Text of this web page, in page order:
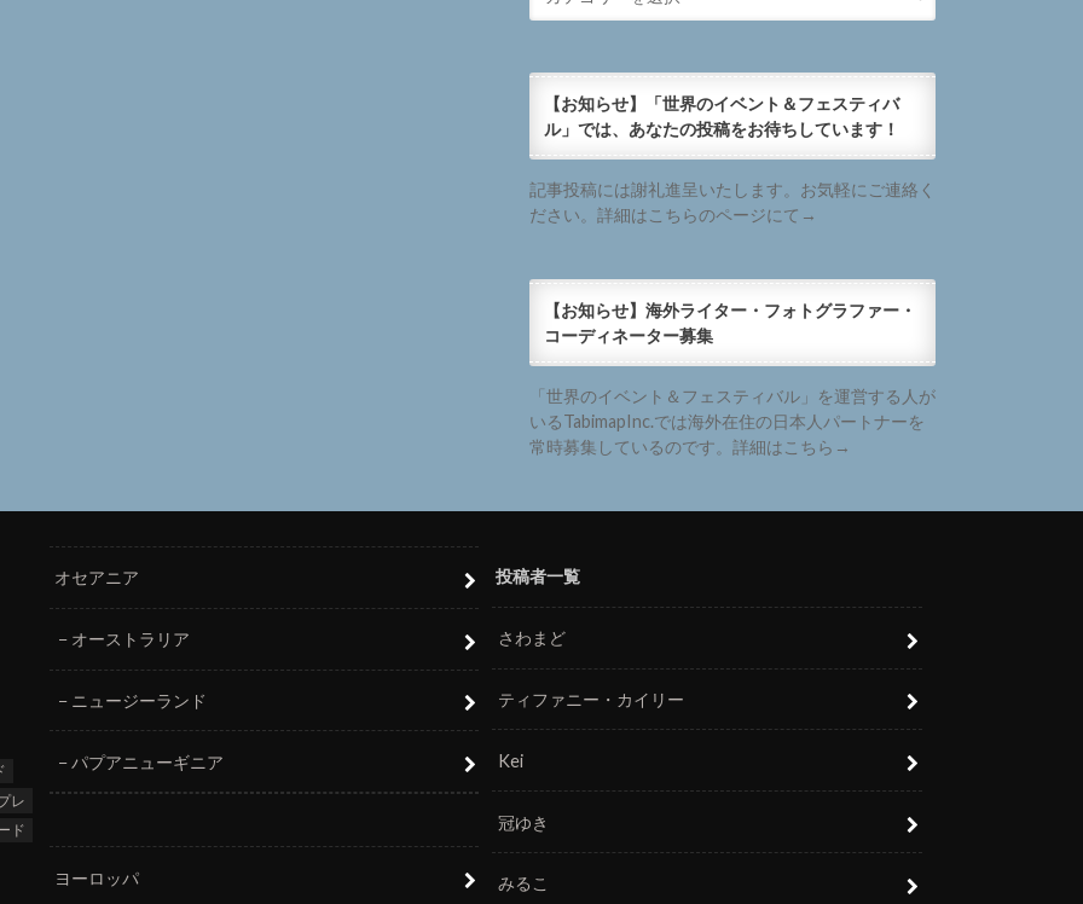
【お知らせ】「世界のイベント＆フェスティバ
ル」では、あなたの投稿をお待ちしています！
記事投稿には謝礼進呈いたします。お気軽にご連絡く
ださい。詳細はこちらのページにて→
【お知らせ】海外ライター・フォトグラファー・
コーディネーター募集
「世界のイベント＆フェスティバル」を運営する人が
いるTabimapInc.では海外在住の日本人パートナーを
常時募集しているのです。詳細はこちら→
レ
ド
オセアニア
オーストラリア
ニュージーランド
パプアニューギニア
ヨーロッパ
投稿者一覧
さわまど
ティファニー・カイリー
Kei
冠ゆき
みるこ